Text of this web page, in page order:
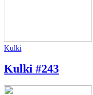
Kulki
Kulki #243